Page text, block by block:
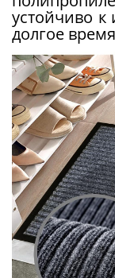
устойчиво
долгое